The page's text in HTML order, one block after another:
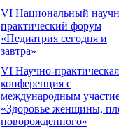
VI Национальный
практический форум
«Педиатрия сегодня и
завтра»
VI Научно-практическая
конференция с
международным
«Здоровье женщины,
новорожденного»